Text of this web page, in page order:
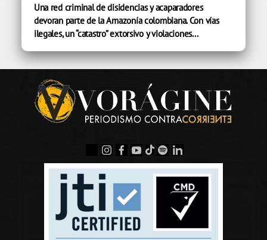
Una red criminal de disidencias y acaparadores
devoran parte de la Amazonía colombiana. Con vías
ilegales, un “catastro” extorsivo y violaciones...